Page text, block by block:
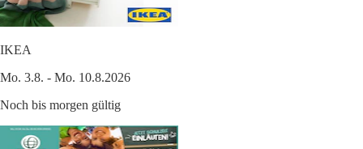
IKEA
Mo. 3.8. - Mo. 10.8.2026
Noch bis morgen gültig